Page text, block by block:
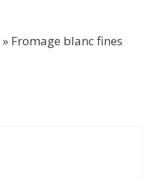
» Fromage blanc fines